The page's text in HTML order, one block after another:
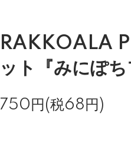
RAKKOALA
ット『みにぽち
750円(税68円)